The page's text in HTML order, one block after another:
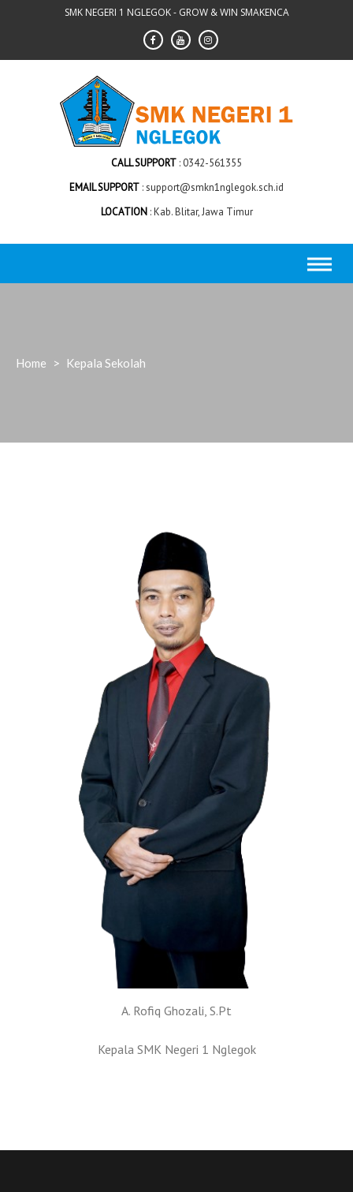
SMK NEGERI 1 NGLEGOK - GROW & WIN SMAKENCA
CALL SUPPORT 0342-561355
EMAIL SUPPORT support@smkn1nglegok.sch.id
LOCATION Kab. Blitar, Jawa Timur
Home > Kepala Sekolah
A. Rofiq Ghozali, S.Pt
Kepala SMK Negeri 1 Nglegok